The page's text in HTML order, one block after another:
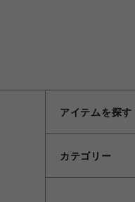
アイテムを探す
カテゴリー